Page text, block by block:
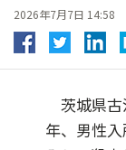
2026年7月7日 14:58
茨城県古
年、男性